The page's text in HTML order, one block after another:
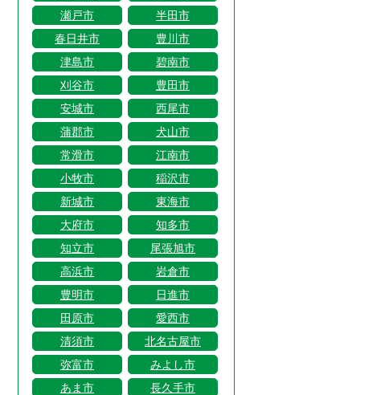
瀬戸市
半田市
春日井市
豊川市
津島市
碧南市
刈谷市
豊田市
安城市
西尾市
蒲郡市
犬山市
常滑市
江南市
小牧市
稲沢市
新城市
東海市
大府市
知多市
知立市
尾張旭市
高浜市
岩倉市
豊明市
日進市
田原市
愛西市
清須市
北名古屋市
弥富市
みよし市
あま市
長久手市